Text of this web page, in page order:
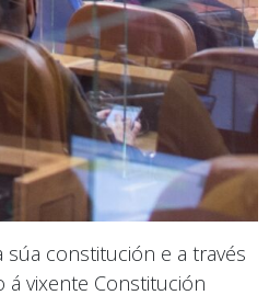
súa constitución e a través
vixente Constitución